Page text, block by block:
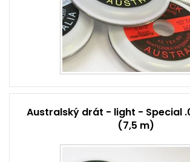
Australský drát - light - Special
(7,5 m)